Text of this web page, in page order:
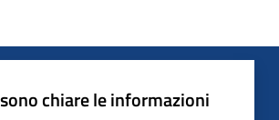
chiare le informazioni